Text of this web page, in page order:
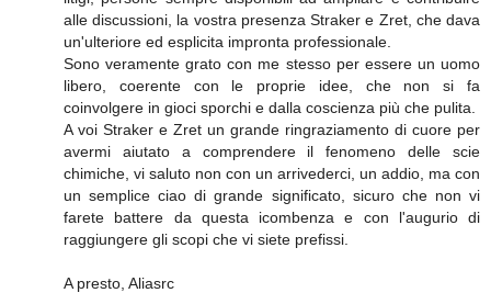
alle discussioni, la vostra presenza Straker e Zret, che dava
un'ulteriore ed esplicita impronta professionale.
Sono veramente grato con me stesso per essere un uomo
libero, coerente con le proprie idee, che non si fa
coinvolgere in gioci sporchi e dalla coscienza più che pulita.
A voi Straker e Zret un grande ringraziamento di cuore per
avermi aiutato a comprendere il fenomeno delle scie
chimiche, vi saluto non con un arrivederci, un addio, ma con
un semplice ciao di grande significato, sicuro che non vi
farete battere da questa icombenza e con l'augurio di
raggiungere gli scopi che vi siete prefissi.
A presto, Aliasrc